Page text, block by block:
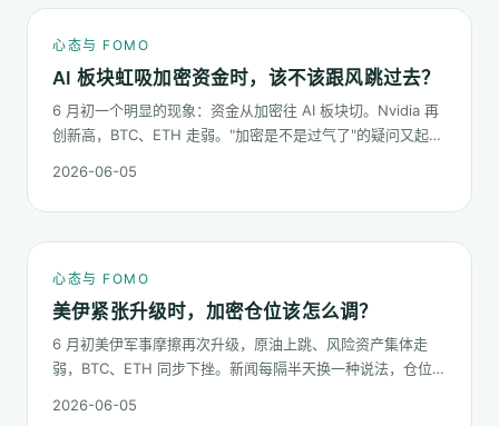
心态与 FOMO
AI 板块虹吸加密资金时，该不该跟风跳过去？
6 月初一个明显的现象：资金从加密往 AI 板块切。Nvidia 再
创新高，BTC、ETH 走弱。"加密是不是过气了"的疑问又起来
2026-06-05
心态与 FOMO
美伊紧张升级时，加密仓位该怎么调？
6 月初美伊军事摩擦再次升级，原油上跳、风险资产集体走
弱，BTC、ETH 同步下挫。新闻每隔半天换一种说法，仓位却
2026-06-05